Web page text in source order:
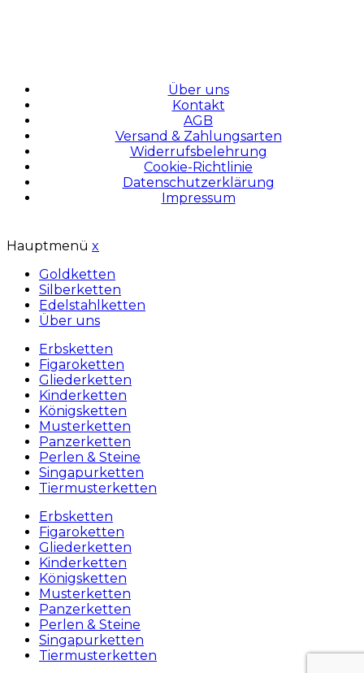
Über uns
Kontakt
AGB
Versand & Zahlungsarten
Widerrufsbelehrung
Cookie-Richtlinie
Datenschutzerklärung
Impressum
Hauptmenü x
Goldketten
Silberketten
Edelstahlketten
Über uns
Erbsketten
Figaroketten
Gliederketten
Kinderketten
Königsketten
Musterketten
Panzerketten
Perlen & Steine
Singapurketten
Tiermusterketten
Erbsketten
Figaroketten
Gliederketten
Kinderketten
Königsketten
Musterketten
Panzerketten
Perlen & Steine
Singapurketten
Tiermusterketten